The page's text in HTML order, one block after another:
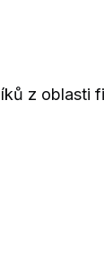
z oblasti